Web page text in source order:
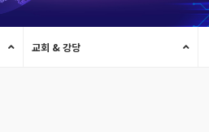
교회 & 강당